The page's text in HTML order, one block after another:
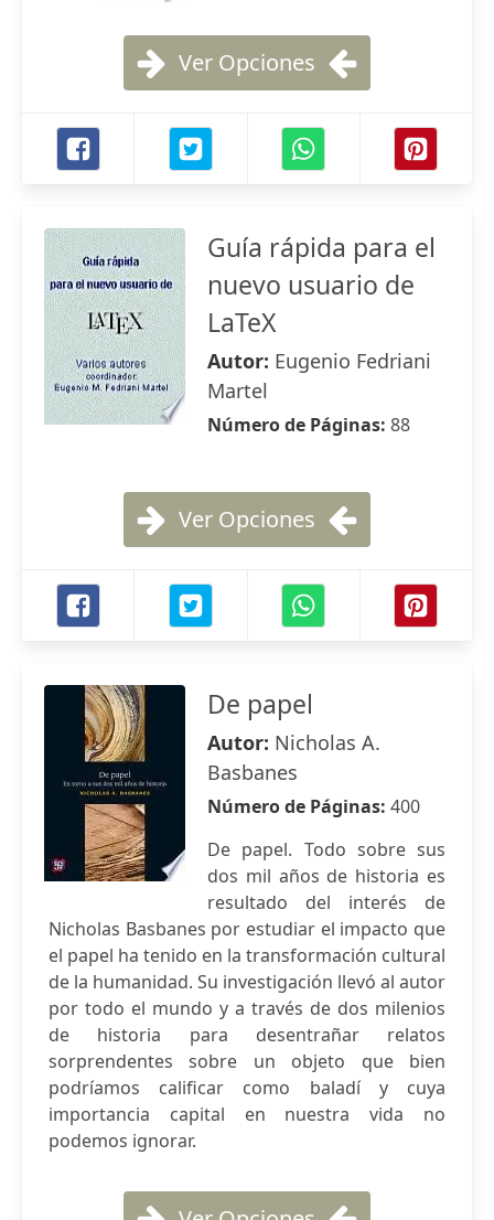
Ver Opciones
Guía rápida para el
nuevo usuario de
LaTeX
Autor: Eugenio Fedriani
Martel
Número de Páginas: 88
Ver Opciones
De papel
Autor: Nicholas A.
Basbanes
Número de Páginas: 400
De papel. Todo sobre sus
dos mil años de historia es
resultado del interés de
Nicholas Basbanes por estudiar el impacto que
el papel ha tenido en la transformación cultural
de la humanidad. Su investigación llevó al autor
por todo el mundo y a través de dos milenios
de historia para desentrañar relatos
sorprendentes sobre un objeto que bien
podríamos calificar como baladí y cuya
importancia capital en nuestra vida no
podemos ignorar.